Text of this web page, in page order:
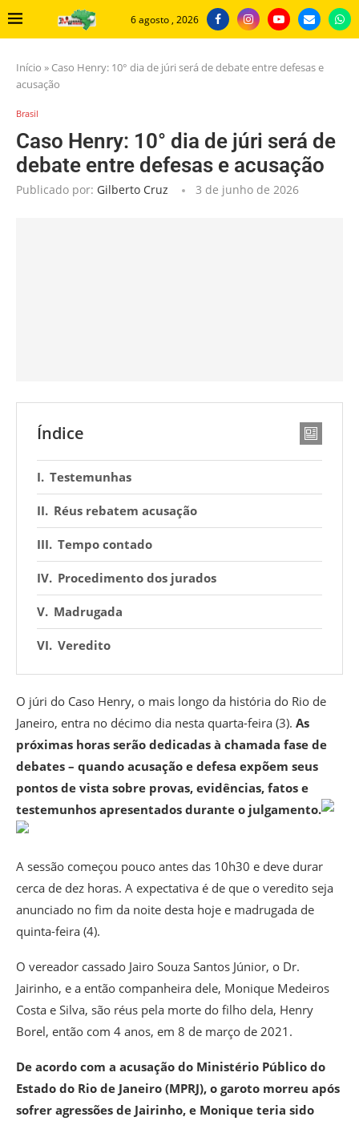
6 agosto , 2026
Início » Caso Henry: 10° dia de júri será de debate entre defesas e
acusação
Brasil
Caso Henry: 10° dia de júri será de
debate entre defesas e acusação
Publicado por: Gilberto Cruz 3 de junho de 2026
Índice
Testemunhas
Réus rebatem acusação
Tempo contado
Procedimento dos jurados
Madrugada
Veredito
O júri do Caso Henry, o mais longo da história do Rio de
Janeiro, entra no décimo dia nesta quarta-feira (3). As
próximas horas serão dedicadas à chamada fase de
debates – quando acusação e defesa expõem seus
pontos de vista sobre provas, evidências, fatos e
testemunhos apresentados durante o julgamento.
A sessão começou pouco antes das 10h30 e deve durar
cerca de dez horas. A expectativa é de que o veredito seja
anunciado no fim da noite desta hoje e madrugada de
quinta-feira (4).
O vereador cassado Jairo Souza Santos Júnior, o Dr.
Jairinho, e a então companheira dele, Monique Medeiros
Costa e Silva, são réus pela morte do filho dela, Henry
Borel, então com 4 anos, em 8 de março de 2021.
De acordo com a acusação do Ministério Público do
Estado do Rio de Janeiro (MPRJ), o garoto morreu após
sofrer agressões de Jairinho, e Monique teria sido